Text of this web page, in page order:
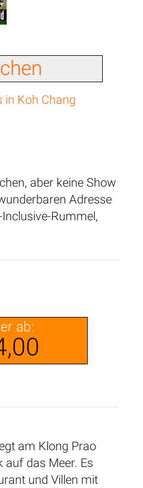
in Koh Chang
aber keine Show
Adresse
Rummel,
ab:
am Klong Prao
auf das Meer. Es
und Villen mit